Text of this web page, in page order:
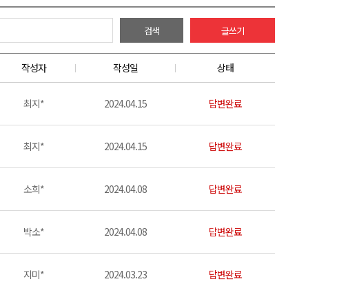
검색 글쓰기
작성자 작성일 상태
최지* 2024.04.15 답변완료
최지* 2024.04.15 답변완료
소희* 2024.04.08 답변완료
박소* 2024.04.08 답변완료
지미* 2024.03.23 답변완료